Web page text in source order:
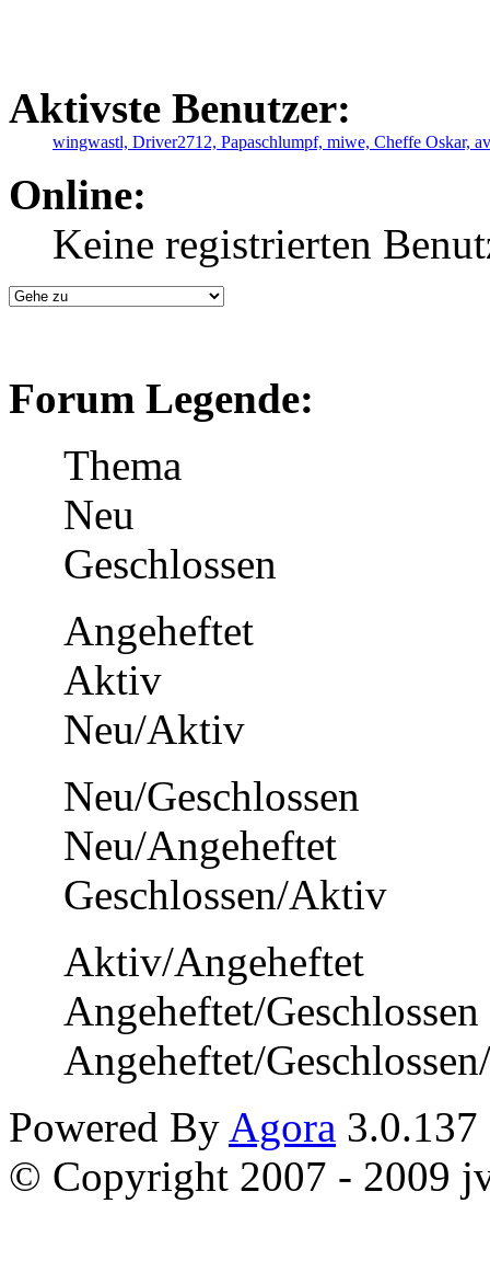
Aktivste Benutzer:
wingwastl, Driver2712, Papaschlumpf, miwe, Cheffe Oskar,
Online:
Keine registrierten
Forum Legende:
Thema
Neu
Geschlossen
Angeheftet
Aktiv
Neu/Aktiv
Neu/Geschlossen
Neu/Angeheftet
Geschlossen/Aktiv
Aktiv/Angeheftet
Angeheftet/Geschlossen
Angeheftet/
Powered By Agora 3.0.137
© Copyright 2007 - 2009